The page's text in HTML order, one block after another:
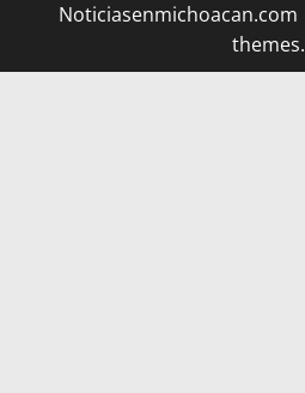
Noticiasenmichoacan.com
themes.